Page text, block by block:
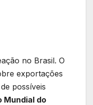
no Brasil. O
exportações
possíveis
Mundial do